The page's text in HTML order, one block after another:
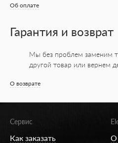
Об оплате
Гарантия и возврат
Мы без проблем заменим
другой товар или вернем
О возврате
Сервис
Как заказать
О